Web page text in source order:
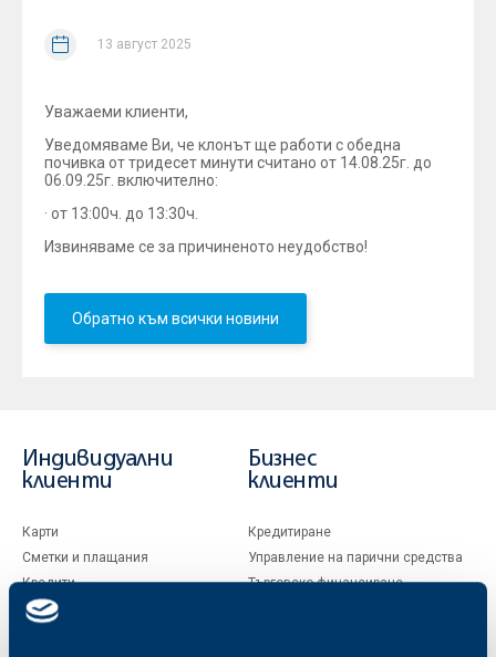
13 август 2025
Уважаеми клиенти,
Уведомяваме Ви, че клонът ще работи с обедна
почивка от тридесет минути считано от 14.08.25г. до
06.09.25г. включително:
· от 13:00ч. до 13:30ч.
Извиняваме се за причиненото неудобство!
Обратно към всички новини
Индивидуални
клиенти
Карти
Сметки и плащания
Кредити
Спестявания и инвестиции
Бизнес
клиенти
Кредитиране
Управление на парични средства
Търговско финансиране